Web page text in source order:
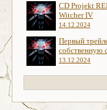
CD Projekt
Witcher IV
14.12.2024
Первый
собственную
13.12.2024